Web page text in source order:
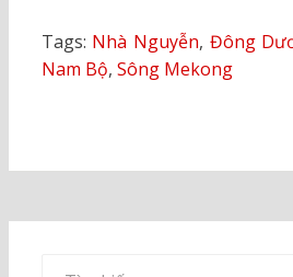
Tags: Nhà Nguyễn, Đông
Nam Bộ, Sông Mekong